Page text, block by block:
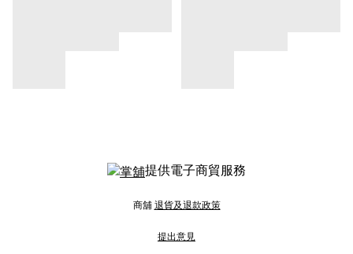
提供電子商貿服務
商舖 退貨及退款政策
提出意見